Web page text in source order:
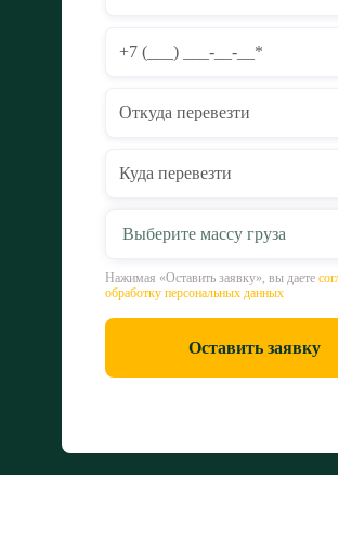
Выберите массу груза
Нажимая «Оставить заявку», вы даете
обработку персональных данных
Оставить заявку